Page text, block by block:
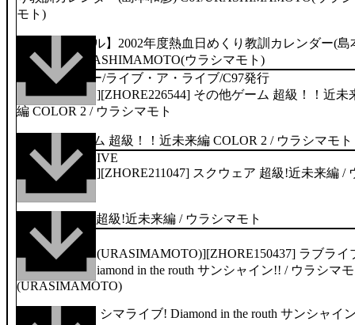
モト)
70p/フルカラー/ライブ・ア・ライブ/C97発行
[ウラシマモト][ZHORE226544] その他ゲーム 超級！！近未
編 COLOR 2 / ウラシマモト
124p/LIVE A LIVE
[ウラシマモト][ZHORE211047] スクウェア 超級!近未来編 /
ラシマモト
54p/C90発行
[ウラシマモト(URASIMAMOTO)][ZHORE150437] ラブライ
シマライブ! Diamond in the routh サンシャイン!! / ウラシマ
(URASIMAMOTO)